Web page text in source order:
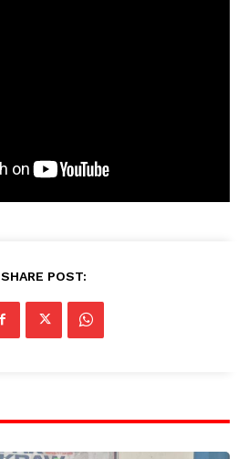
SHARE POST: